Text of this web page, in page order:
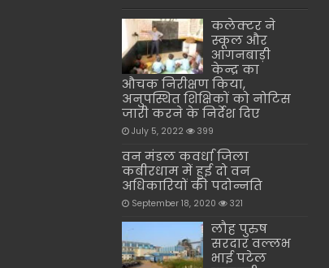
कलेक्टर ने
स्कूल और
आंगनबाड़ी
केन्द्र का
औचक निरीक्षण किया,
अनुपस्थित शिक्षिकों को नोटिस
जारी करने के निर्देश दिए
July 5, 2022 399
वन मंडल कवर्धा जिला
कबीरधाम में हुई दो वन
अधिकारियों की पदोन्नति
September 18, 2020 321
लौह पुरुष
सरदार वल्लभ
भाई पटेल